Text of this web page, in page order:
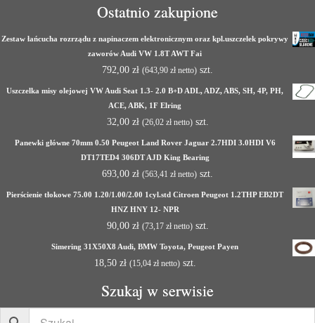
Ostatnio zakupione
Zestaw łańcucha rozrządu z napinaczem elektronicznym oraz kpl.uszczelek pokrywy
zaworów Audi VW 1.8T AWT Fai
792,00 zł (643,90 zł netto) szt.
Uszczelka misy olejowej VW Audi Seat 1.3- 2.0 B+D ADL, ADZ, ABS, SH, 4P, PH,
ACE, ABK, 1F Elring
32,00 zł (26,02 złnetto)szt.
Panewki główne 70mm 0.50 Peugeot Land Rover Jaguar 2.7HDI 3.0HDI V6
DT17TED4 306DT AJD King Bearing
693,00 zł (563,41 zł netto) szt.
Pierścienie tłokowe 75.00 1.20/1.00/2.00 1cyl.std Citroen Peugeot 1.2THP EB2DT
HNZ HNY 12- NPR
90,00 zł (73,17 złnetto)szt.
Simering 31X50X8 Audi, BMW Toyota, Peugeot Payen
18,50 zł (15,04 złnetto)szt.
Szukaj w serwisie